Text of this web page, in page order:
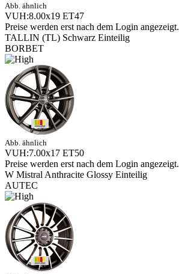
Abb. ähnlich
VUH:8.00x19 ET47
Preise werden erst nach dem Login angezeigt.
TALLIN (TL) Schwarz Einteilig
BORBET
Abb. ähnlich
VUH:7.00x17 ET50
Preise werden erst nach dem Login angezeigt.
W Mistral Anthracite Glossy Einteilig
AUTEC